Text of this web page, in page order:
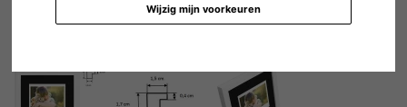
Wijzig mijn voorkeuren